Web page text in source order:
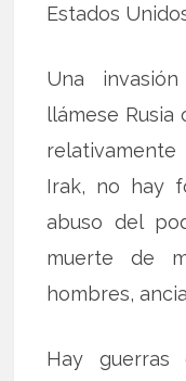
Estados
Una
llámese Rusia
Irak, no hay
abuso del
muerte de
hombres,
Hay guerras